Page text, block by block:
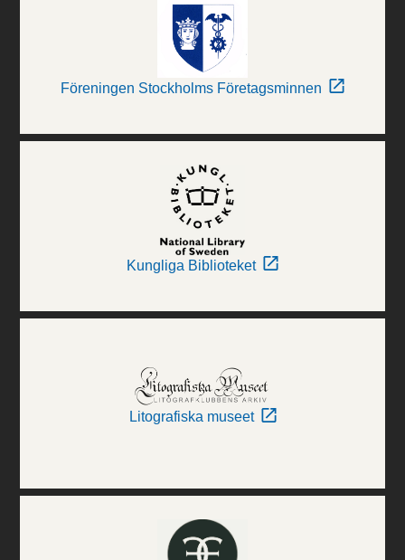
Föreningen Stockholms Företagsminnen
Kungliga Biblioteket
Litografiska museet